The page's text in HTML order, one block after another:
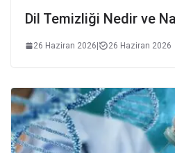
Dil Temizliği Nedir ve
26 Haziran 2026| 26 Haziran 2026